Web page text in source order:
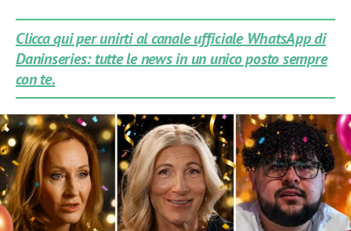
Clicca qui per unirti al canale ufficiale WhatsApp di
Daninseries: tutte le news in un unico posto sempre
con te.